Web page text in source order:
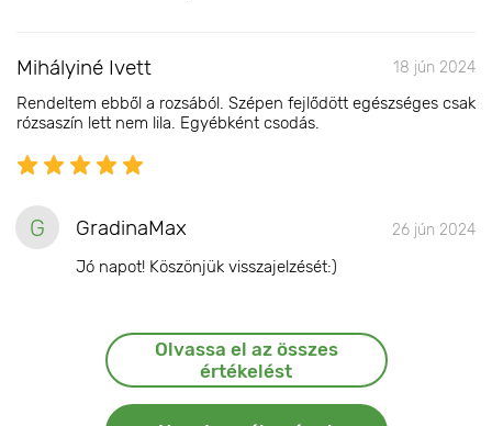
Mihályiné Ivett 18 jún 2024
Rendeltem ebből a rozsából. Szépen fejlődött egészséges csak
rózsaszín lett nem lila. Egyébként csodás.
G GradinaMax 26 jún 2024
Jó napot! Köszönjük visszajelzését:)
Olvassa el az összes
értékelést